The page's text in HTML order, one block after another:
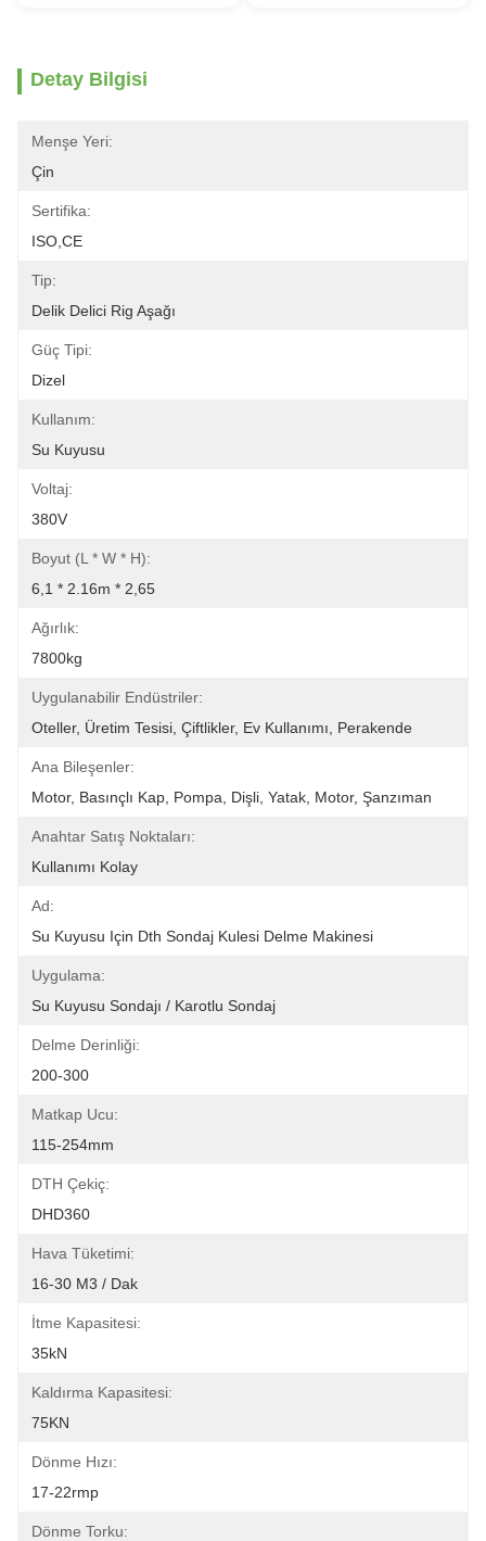
Detay Bilgisi
Menşe Yeri:
Çin
Sertifika:
ISO,CE
Tip:
Delik Delici Rig Aşağı
Güç Tipi:
Dizel
Kullanım:
Su Kuyusu
Voltaj:
380V
Boyut (L * W * H):
6,1 * 2.16m * 2,65
Ağırlık:
7800kg
Uygulanabilir Endüstriler:
Oteller, Üretim Tesisi, Çiftlikler, Ev Kullanımı, Perakende
Ana Bileşenler:
Motor, Basınçlı Kap, Pompa, Dişli, Yatak, Motor, Şanzıman
Anahtar Satış Noktaları:
Kullanımı Kolay
Ad:
Su Kuyusu Için Dth Sondaj Kulesi Delme Makinesi
Uygulama:
Su Kuyusu Sondajı / Karotlu Sondaj
Delme Derinliği:
200-300
Matkap Ucu:
115-254mm
DTH Çekiç:
DHD360
Hava Tüketimi:
16-30 M3 / Dak
İtme Kapasitesi:
35kN
Kaldırma Kapasitesi:
75KN
Dönme Hızı:
17-22rmp
Dönme Torku: